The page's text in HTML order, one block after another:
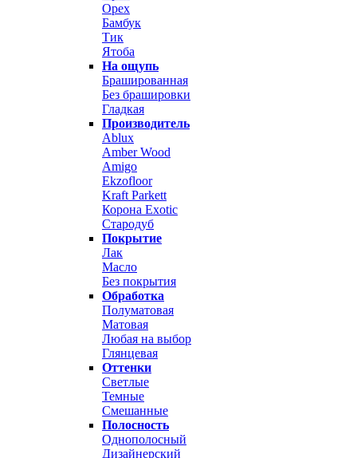
Орех
Бамбук
Тик
Ятоба
На ощупь
Брашированная
Без брашировки
Гладкая
Производитель
Ablux
Amber Wood
Amigo
Ekzofloor
Kraft Parkett
Корона Exotic
Стародуб
Покрытие
Лак
Масло
Без покрытия
Обработка
Полуматовая
Матовая
Любая на выбор
Глянцевая
Оттенки
Светлые
Темные
Смешанные
Полосность
Однополосный
Дизайнерский